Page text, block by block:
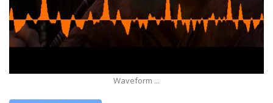
Waveform ...